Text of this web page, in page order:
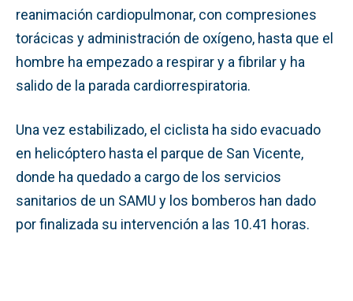
reanimación cardiopulmonar, con compresiones
torácicas y administración de oxígeno, hasta que el
hombre ha empezado a respirar y a fibrilar y ha
salido de la parada cardiorrespiratoria.
Una vez estabilizado, el ciclista ha sido evacuado
en helicóptero hasta el parque de San Vicente,
donde ha quedado a cargo de los servicios
sanitarios de un SAMU y los bomberos han dado
por finalizada su intervención a las 10.41 horas.